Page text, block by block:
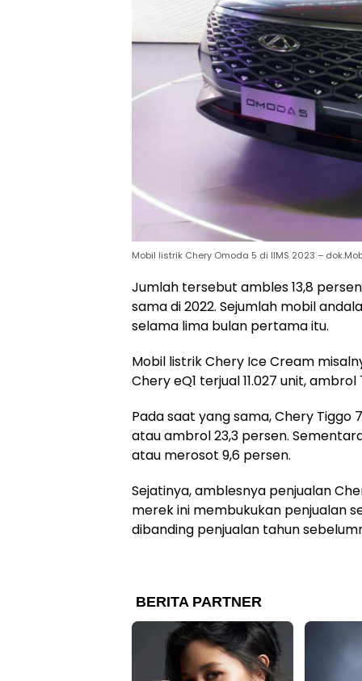
Mobil listrik Chery Omoda 5 di IIMS 2023 –
Jumlah tersebut ambles 13,8
sama di 2022. Sejumlah mobil
selama lima bulan pertama itu.
Mobil listrik Chery Ice Cream
Chery eQ1 terjual 11.027 unit, ambrol
Pada saat yang sama, Chery
atau ambrol 23,3 persen.
atau merosot 9,6 persen.
Sejatinya, amblesnya penjualan
merek ini membukukan penjualan
dibanding penjualan tahun